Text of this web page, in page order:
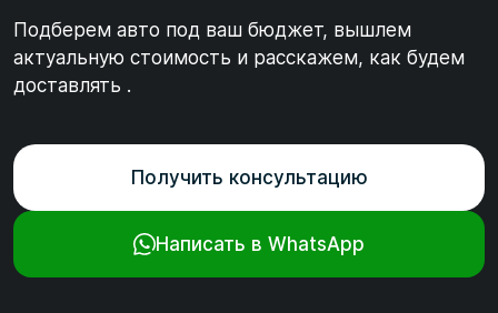
Подберем авто под ваш бюджет, вышлем
актуальную стоимость и расскажем, как будем
доставлять .
Получить консультацию
Написать в WhatsApp